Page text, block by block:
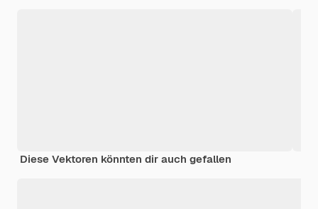
Diese Vektoren könnten dir auch gefallen